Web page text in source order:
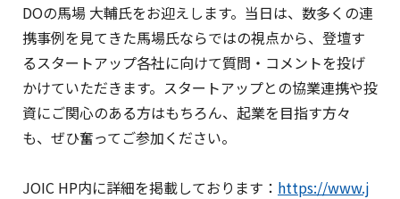
DOの馬場 大輔氏をお迎えします。当日は、数多くの連
携事例を見てきた馬場氏ならではの視点から、登壇す
るスタートアップ各社に向けて質問・コメントを投げ
かけていただきます。スタートアップとの協業連携や投
資にご関心のある方はもちろん、起業を目指す方々
も、ぜひ奮ってご参加ください。
JOIC HP内に詳細を掲載しております： https://www.j